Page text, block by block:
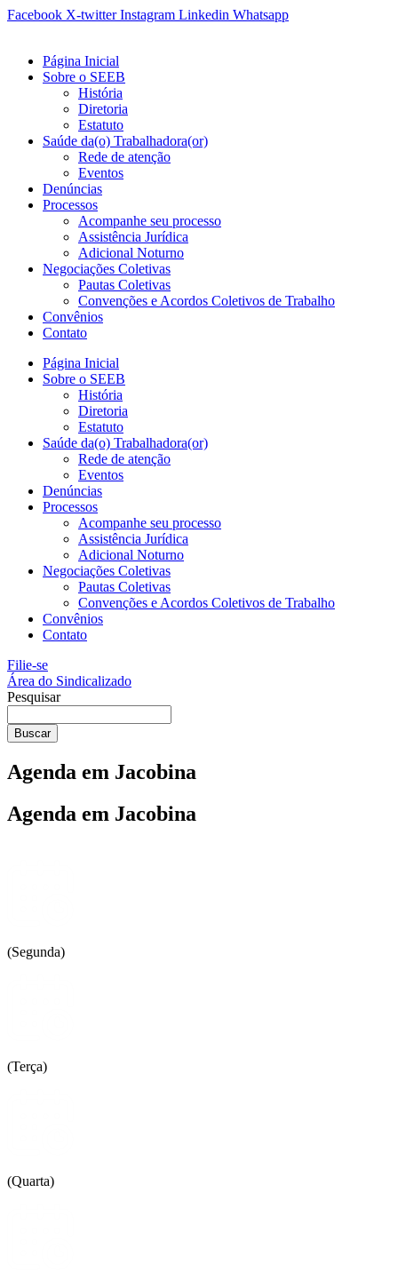
Ir
conteúdo
Facebook X-twitter Instagram Linkedin Whatsapp
Página Inicial
Sobre o SEEB
História
Diretoria
Estatuto
Saúde da(o) Trabalhadora(or)
Rede de atenção
Eventos
Denúncias
Processos
Acompanhe seu processo
Assistência Jurídica
Adicional Noturno
Negociações Coletivas
Pautas Coletivas
Convenções e Acordos Coletivos de Trabalho
Convênios
Contato
Página Inicial
Sobre o SEEB
História
Diretoria
Estatuto
Saúde da(o) Trabalhadora(or)
Rede de atenção
Eventos
Denúncias
Processos
Acompanhe seu processo
Assistência Jurídica
Adicional Noturno
Negociações Coletivas
Pautas Coletivas
Convenções e Acordos Coletivos de Trabalho
Convênios
Contato
Filie-se
Área do Sindicalizado
Pesquisar
Buscar
Agenda em Jacobina
Agenda em Jacobina
(Segunda)
(Terça)
(Quarta)